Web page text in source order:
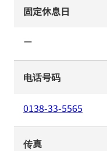
固定休息日
ー
电话号码
0138-33-5565
传真